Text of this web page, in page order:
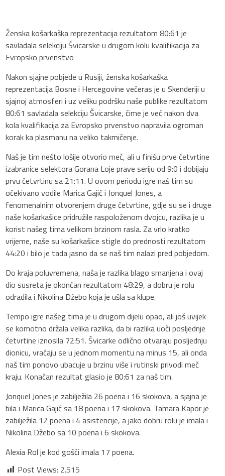
Ženska košarkaška reprezentacija rezultatom 80:61 je
savladala selekciju Švicarske u drugom kolu kvalifikacija za
Evropsko prvenstvo
Nakon sjajne pobjede u Rusiji, ženska košarkaška
reprezentacija Bosne i Hercegovine večeras je u Skenderiji u
sjajnoj atmosferi i uz veliku podršku naše publike rezultatom
80:61 savladala selekciju Švicarske, čime je već nakon dva
kola kvalifikacija za Evropsko prvenstvo napravila ogroman
korak ka plasmanu na veliko takmičenje.
Naš je tim nešto lošije otvorio meč, ali u finišu prve četvrtine
izabranice selektora Gorana Loje prave seriju od 9:0 i dobijaju
prvu četvrtinu sa 21:11. U ovom periodu igre naš tim su
očekivano vodile Marica Gajić i Jonquel Jones, a
fenomenalnim otvorenjem druge četvrtine, gdje su se i druge
naše košarkašice pridružile raspoloženom dvojcu, razlika je u
korist našeg tima velikom brzinom rasla. Za vrlo kratko
vrijeme, naše su košarkašice stigle do prednosti rezultatom
44:20 i bilo je tada jasno da se naš tim nalazi pred pobjedom.
Do kraja poluvremena, naša je razlika blago smanjena i ovaj
dio susreta je okončan rezultatom 48:29, a dobru je rolu
odradila i Nikolina Džebo koja je ušla sa klupe.
Tempo igre našeg tima je u drugom dijelu opao, ali još uvijek
se komotno držala velika razlika, da bi razlika uoči posljednje
četvrtine iznosila 72:51. Švicarke odlično otvaraju posljednju
dionicu, vraćaju se u jednom momentu na minus 15, ali onda
naš tim ponovo ubacuje u brzinu više i rutinski privodi meč
kraju. Konačan rezultat glasio je 80:61 za naš tim.
Jonquel Jones je zabilježila 26 poena i 16 skokova, a sjajna je
bila i Marica Gajić sa 18 poena i 17 skokova. Tamara Kapor je
zabilježila 12 poena i 4 asistencije, a jako dobru rolu je imala i
Nikolina Džebo sa 10 poena i 6 skokova.
Alexia Rol je kod gošći imala 17 poena.
Post Views: 2.515